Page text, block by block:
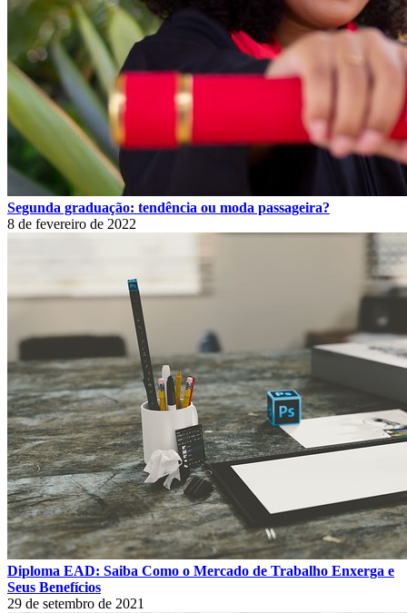
Segunda graduação: tendência ou moda passageira?
8 de fevereiro de 2022
Diploma EAD: Saiba Como o Mercado de Trabalho Enxerga e
Seus Benefícios
29 de setembro de 2021